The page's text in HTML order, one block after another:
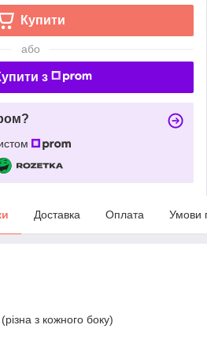
Купити
або
з
Доставка Оплата Умови
з кожного боку)